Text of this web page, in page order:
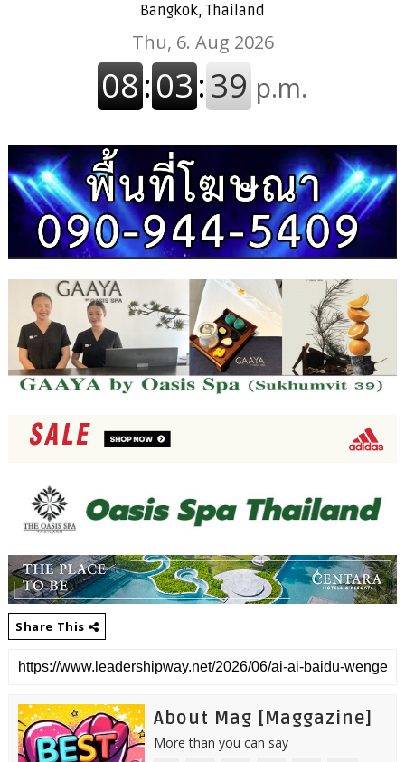
Bangkok, Thailand
Share This
About Mag [Maggazine]
More than you can say